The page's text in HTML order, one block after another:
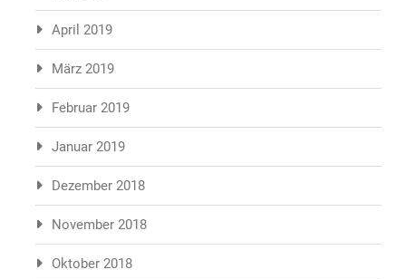
April 2019
März 2019
Februar 2019
Januar 2019
Dezember 2018
November 2018
Oktober 2018